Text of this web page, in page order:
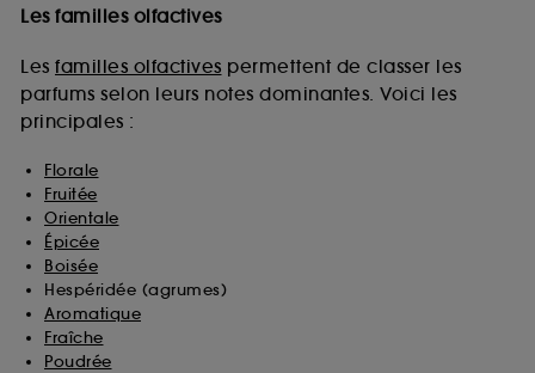
Les familles olfactives
Les familles olfactives permettent de classer les
parfums selon leurs notes dominantes. Voici les
principales :
Florale
Fruitée
Orientale
Épicée
Boisée
Hespéridée (agrumes)
Aromatique
Fraîche
Poudrée
collectées ou générées lors de votre activité en ligne
sur "continuer sans accepter". Voous pouvez à tout
moment choisir de retirer votrte consentement. Si vous
souhaitez obtenir plus d'information sur les cookies
utilisés, cliquez